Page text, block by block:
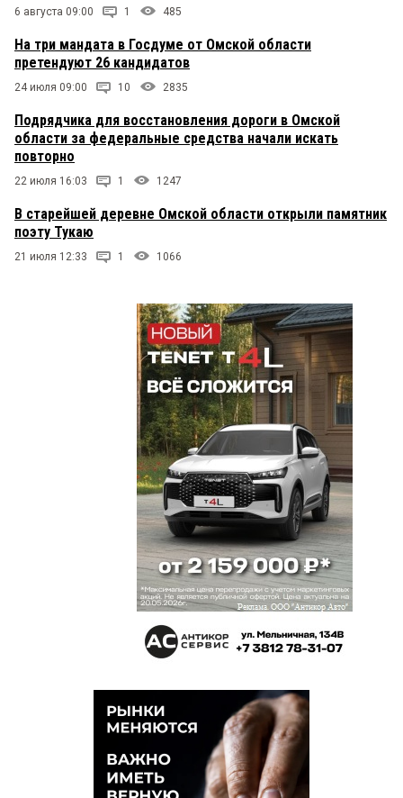
6 августа 09:00 1 485
На три мандата в Госдуме от Омской области
претендуют 26 кандидатов
24 июля 09:00 10 2835
Подрядчика для восстановления дороги в Омской
области за федеральные средства начали искать
повторно
22 июля 16:03 1 1247
В старейшей деревне Омской области открыли памятник
поэту Тукаю
21 июля 12:33 1 1066